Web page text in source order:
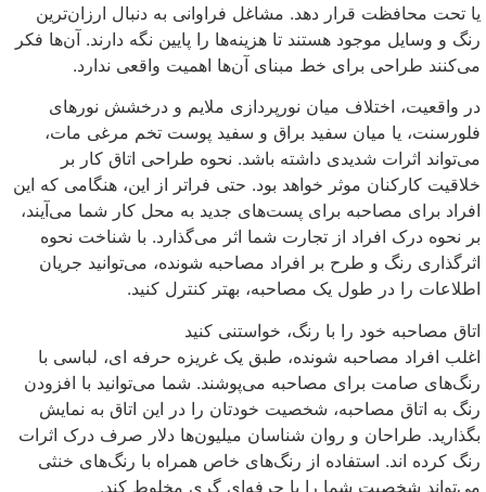
یا تحت محافظت قرار دهد. مشاغل فراوانی به دنبال ارزان‌ترین
رنگ و وسایل موجود هستند تا هزینه‌ها را پایین نگه دارند. آن‌ها فکر
می‌کنند طراحی برای خط مبنای آن‌ها اهمیت واقعی ندارد.
در واقعیت، اختلاف میان نورپردازی ملایم و درخشش نور‌های
فلورسنت، یا میان سفید براق و سفید پوست تخم مرغی مات،
می‌تواند اثرات شدیدی داشته باشد. نحوه طراحی اتاق کار بر
خلاقیت کارکنان موثر خواهد بود. حتی فراتر از این، هنگامی که این
افراد برای مصاحبه برای پست‌های جدید به محل کار شما می‌آیند،
بر نحوه درک افراد از تجارت شما اثر می‌گذارد. با شناخت نحوه
اثرگذاری رنگ و طرح بر افراد مصاحبه شونده، می‌توانید جریان
اطلاعات را در طول یک مصاحبه، بهتر کنترل کنید.
اتاق مصاحبه خود را با رنگ، خواستنی کنید
اغلب افراد مصاحبه شونده، طبق یک غریزه حرفه ای، لباسی با
رنگ‌های صامت برای مصاحبه می‌پوشند. شما می‌توانید با افزودن
رنگ به اتاق مصاحبه، شخصیت خودتان را در این اتاق به نمایش
بگذارید. طراحان و روان شناسان میلیون‌ها دلار صرف درک اثرات
رنگ کرده اند. استفاده از رنگ‌های خاص همراه با رنگ‌های خنثی
می‌تواند شخصیت شما را با حرفه‌ای گری مخلوط کند.